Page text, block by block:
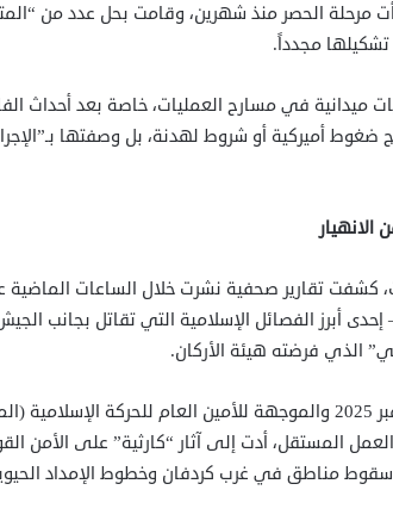
مرحلة الحصر منذ شهرين، وقامت بحل عدد من
مجدداً.
ميدانية في مسارح العمليات، خاصة بعد أحداث
أميركية أو شروط لهدنة، بل وصفتها
تقارير صحفية نشرت خلال الساعات
إحدى أبرز الفصائل الإسلامية التي تقاتل بجانب
الذي فرضته هيئة الأركان.
وأوضحت المذكرة، المؤرخة في 9 ديسمبر 2025 والموجهة للأمين العام للحركة
المستقل، أدت إلى آثار “كارثية” على الأمن
سقوط مناطق في غرب كردفان وخطوط الإمداد